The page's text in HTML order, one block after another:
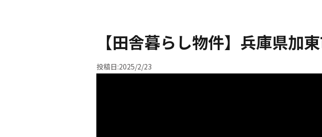
【田舎暮らし物件】兵庫県
投稿日:2025/2/23